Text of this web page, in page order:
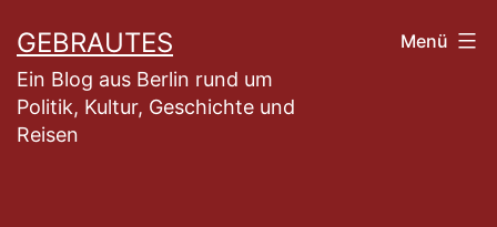
Inhalt
springen
GEBRAUTES
Ein Blog aus Berlin rund um
Politik, Kultur, Geschichte und
Reisen
Menü